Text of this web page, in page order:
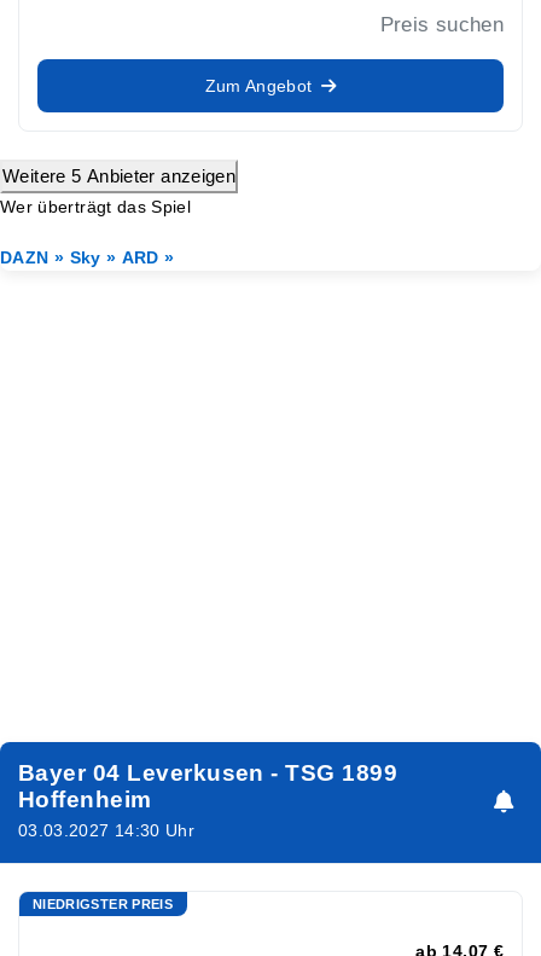
Preis suchen
Zum Angebot
Weitere 5 Anbieter anzeigen
Wer überträgt das Spiel
DAZN » Sky » ARD »
Bayer 04 Leverkusen - TSG 1899
Hoffenheim
03.03.2027 14:30 Uhr
NIEDRIGSTER PREIS
ab 14,07 €